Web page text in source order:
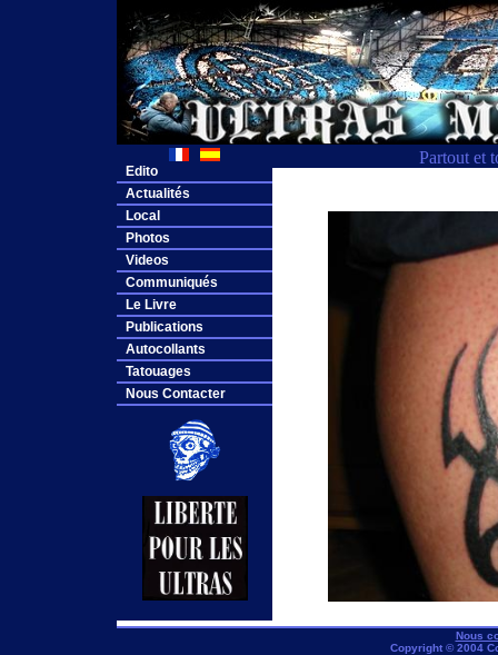
Partout et
Edito
Actualités
Local
Photos
Videos
Communiqués
Le Livre
Publications
Autocollants
Tatouages
Nous Contacter
Nous
Copyright © 2004